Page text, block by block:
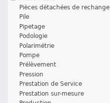
Pièces détachées de rechange
Pile
Pipetage
Podologie
Polarimétrie
Pompe
Prélèvement
Pression
Prestation de Service
Prestation sur-mesure